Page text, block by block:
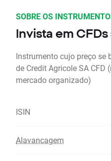
SOBRE OS
Invista em
Instrumento cujo preço se
de Credit Agricole SA CFD
mercado organizado)
ISIN
Alavancagem